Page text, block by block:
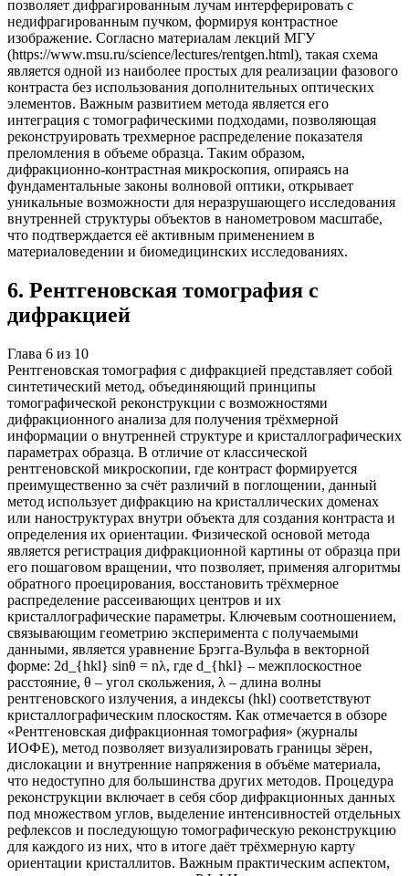
позволяет дифрагированным лучам интерферировать с
недифрагированным пучком, формируя контрастное
изображение. Согласно материалам лекций МГУ
(https://www.msu.ru/science/lectures/rentgen.html), такая схема
является одной из наиболее простых для реализации фазового
контраста без использования дополнительных оптических
элементов. Важным развитием метода является его
интеграция с томографическими подходами, позволяющая
реконструировать трехмерное распределение показателя
преломления в объеме образца. Таким образом,
дифракционно-контрастная микроскопия, опираясь на
фундаментальные законы волновой оптики, открывает
уникальные возможности для неразрушающего исследования
внутренней структуры объектов в нанометровом масштабе,
что подтверждается её активным применением в
материаловедении и биомедицинских исследованиях.
6. Рентгеновская томография с
дифракцией
Глава 6 из 10
Рентгеновская томография с дифракцией представляет собой
синтетический метод, объединяющий принципы
томографической реконструкции с возможностями
дифракционного анализа для получения трёхмерной
информации о внутренней структуре и кристаллографических
параметрах образца. В отличие от классической
рентгеновской микроскопии, где контраст формируется
преимущественно за счёт различий в поглощении, данный
метод использует дифракцию на кристаллических доменах
или наноструктурах внутри объекта для создания контраста и
определения их ориентации. Физической основой метода
является регистрация дифракционной картины от образца при
его пошаговом вращении, что позволяет, применяя алгоритмы
обратного проецирования, восстановить трёхмерное
распределение рассеивающих центров и их
кристаллографические параметры. Ключевым соотношением,
связывающим геометрию эксперимента с получаемыми
данными, является уравнение Брэгга-Вульфа в векторной
форме: 2d_{hkl} sinθ = nλ, где d_{hkl} – межплоскостное
расстояние, θ – угол скольжения, λ – длина волны
рентгеновского излучения, а индексы (hkl) соответствуют
кристаллографическим плоскостям. Как отмечается в обзоре
«Рентгеновская дифракционная томография» (журналы
ИОФЕ), метод позволяет визуализировать границы зёрен,
дислокации и внутренние напряжения в объёме материала,
что недоступно для большинства других методов. Процедура
реконструкции включает в себя сбор дифракционных данных
под множеством углов, выделение интенсивностей отдельных
рефлексов и последующую томографическую реконструкцию
для каждого из них, что в итоге даёт трёхмерную карту
ориентации кристаллитов. Важным практическим аспектом,